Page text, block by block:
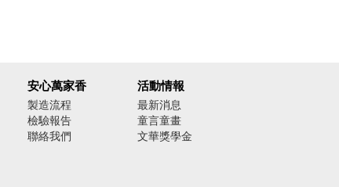
安心萬家香
製造流程
檢驗報告
聯絡我們
活動情報
最新消息
童言童畫
文華獎學金